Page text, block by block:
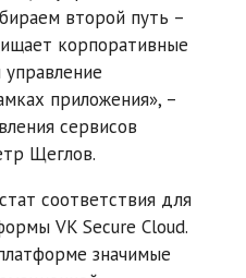
второй путь –
корпоративные
приложения», –
сервисов
Щеглов.
соответствия для
VK Secure Cloud.
значимые